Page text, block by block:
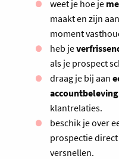
weet je hoe je
maakt en zijn
moment
heb je
als je prospect
draag je bij aan
accountbeleving
klantrelaties.
beschik je over
prospectie
versnellen.